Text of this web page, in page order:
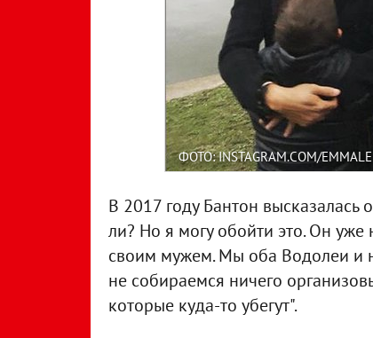
ФОТО: INSTAGRAM.COM/
В 2017 году Бантон
ли? Но я могу обойти это. Он
своим мужем. Мы оба Водолеи и
не собираемся ничего
которые куда-то убегут".